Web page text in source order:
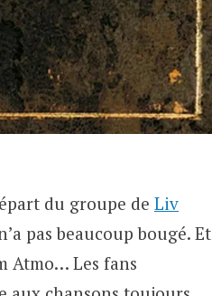
du groupe de Liv
pas beaucoup bougé. Et
Atmo… Les fans